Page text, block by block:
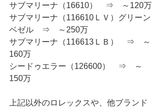
サブマリーナ（16610）　⇒　～120万
サブマリーナ（116610ＬＶ）グリーン
ベゼル　⇒　～250万
サブマリーナ（116613ＬＢ）　⇒　～
160万
シードゥエラー（126600）　⇒　～
150万
上記以外のロレックスや、他ブランド